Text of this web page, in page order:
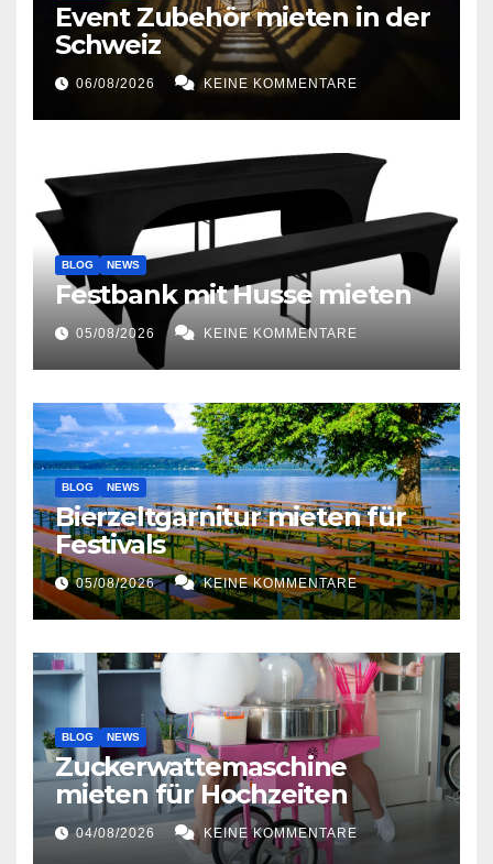
Event Zubehör mieten in der
Schweiz
06/08/2026 KEINE KOMMENTARE
BLOG NEWS
Festbank mit Husse mieten
05/08/2026 KEINE KOMMENTARE
BLOG NEWS
Bierzeltgarnitur mieten für
Festivals
05/08/2026 KEINE KOMMENTARE
BLOG NEWS
Zuckerwattemaschine
mieten für Hochzeiten
04/08/2026 KEINE KOMMENTARE